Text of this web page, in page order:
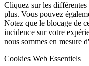
Cliquez sur les
plus. Vous pouvez
Notez que le blocage de
incidence sur votre
nous sommes en mesure
Cookies Web Essentiels